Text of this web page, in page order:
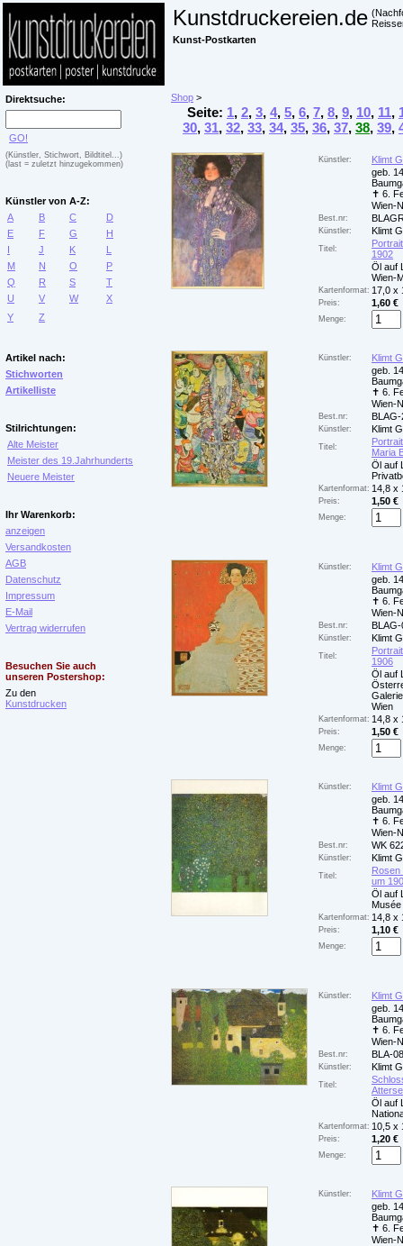
Kunstdruckereien.de
Kunst-Postkarten
Direktsuche:
GO!
(Künstler, Stichwort, Bildtitel...)
(last = zuletzt hinzugekommen)
Künstler von A-Z:
A
B C
D
E
F G
H
I
J K
L
M
N O
P
Q
R S
T
U
V W
X
Y
Z
Artikel nach:
Stichworten
Artikelliste
Stilrichtungen:
Alte Meister
Meister des 19.Jahrhunderts
Neuere Meister
Ihr Warenkorb:
anzeigen
Versandkosten
AGB
Datenschutz
Impressum
E-Mail
Vertrag widerrufen
Besuchen Sie auch
unseren Postershop:
Zu den
Kunstdrucken
Shop >
Seite: 1, 2, 3, 4, 5, 6, 7, 8, 9, 10, 11,
30, 31, 32, 33, 34, 35, 36, 37, 38, 39,
Künstler:
Klimt
geb.
✝ 6.
Wien-
Best.nr:
Künstler: Klimt
Titel:
1902
Öl auf
Wien-
Kartenformat: 17,0 x
Preis: 1,60 €
Menge:
Künstler:
Klimt
geb.
✝ 6.
Wien-
Best.nr: BLAG-
Künstler: Klimt
Titel:
Maria
Öl auf
Kartenformat: 14,8 x
Preis: 1,50 €
Menge:
Künstler:
Klimt
geb.
✝ 6.
Wien-
Best.nr: BLAG-
Künstler: Klimt
Titel:
1906
Öl auf
Wien
Kartenformat: 14,8 x
Preis: 1,50 €
Menge:
Künstler:
Klimt
geb.
✝ 6.
Wien-
Best.nr: WK
Künstler: Klimt
Titel:
Rosen
um
Öl auf
Kartenformat: 14,8 x
Preis: 1,10 €
Menge:
Künstler:
Klimt
geb.
✝ 6.
Wien-
Best.nr: BLA-
Künstler: Klimt
Titel:
Öl auf
Kartenformat: 10,5 x
Preis: 1,20 €
Menge:
Künstler:
Klimt
geb.
✝ 6.
Wien-